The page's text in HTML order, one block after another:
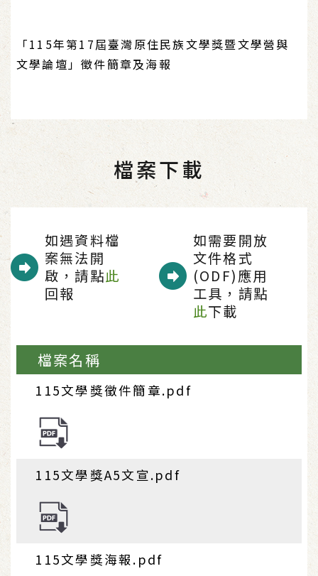
「115年第17屆臺灣原住民族文學獎暨文學營與
文學論壇」徵件簡章及海報
檔案下載
如遇資料檔
案無法開
啟，請點此
回報
如需要開放
文件格式
(ODF)應用
工具，請點
此下載
檔案名稱
115文學獎徵件簡章.pdf
115文學獎A5文宣.pdf
115文學獎海報.pdf